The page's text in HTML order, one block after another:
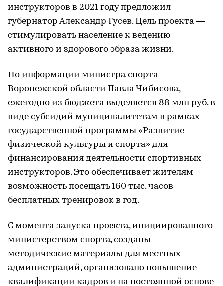
инструкторов в 2021 году предложил
губернатор Александр Гусев. Цель проекта —
стимулировать население к ведению
активного и здорового образа жизни.
По информации министра спорта
Воронежской области Павла Чибисова,
ежегодно из бюджета выделяется 88 млн руб. в
виде субсидий муниципалитетам в рамках
государственной программы «Развитие
физической культуры и спорта» для
финансирования деятельности спортивных
инструкторов. Это обеспечивает жителям
возможность посещать 160 тыс. часов
бесплатных тренировок в год.
С момента запуска проекта, инициированного
министерством спорта, созданы
методические материалы для местных
администраций, организовано повышение
квалификации кадров и на постоянной основе